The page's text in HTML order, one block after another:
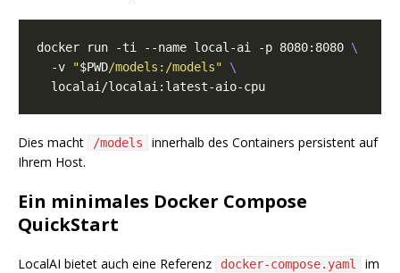
docker run -ti --name local-ai -p 8080:8080
  -v
"$PWD/models:/models"
Dies macht /models
innerhalb des Containers persistent auf
Ihrem Host.
Ein minimales Docker Compose
QuickStart
LocalAI bietet auch eine Referenz docker-compose.yaml
im